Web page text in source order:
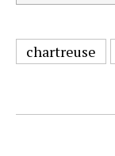
chartreuse